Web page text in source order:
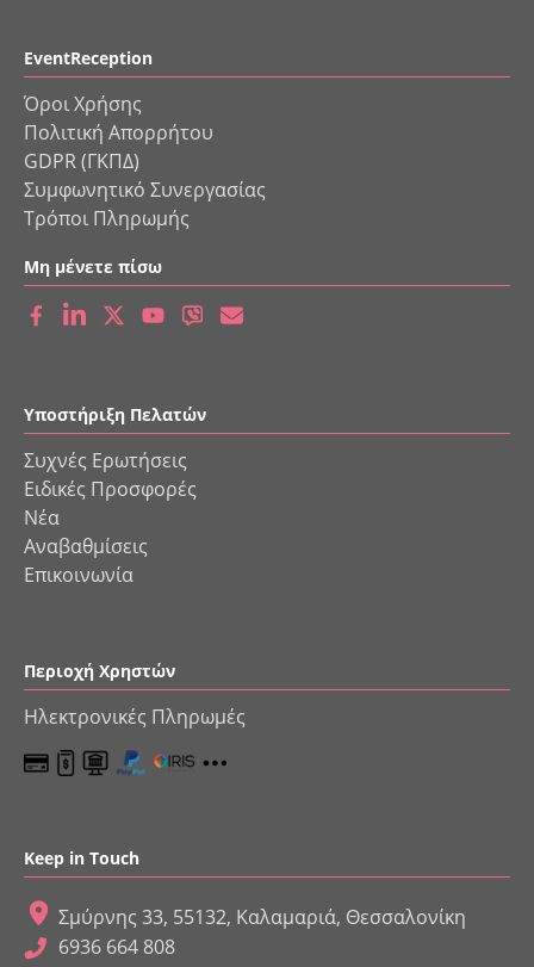
EventReception
Όροι Χρήσης
Πολιτική Απορρήτου
GDPR (ΓΚΠΔ)
Συμφωνητικό Συνεργασίας
Τρόποι Πληρωμής
Μη μένετε πίσω
Υποστήριξη Πελατών
Συχνές Ερωτήσεις
Ειδικές Προσφορές
Νέα
Αναβαθμίσεις
Επικοινωνία
Περιοχή Χρηστών
Ηλεκτρονικές Πληρωμές
Keep in Touch
Σμύρνης 33, 55132, Καλαμαριά, Θεσσαλονίκη
6936 664 808